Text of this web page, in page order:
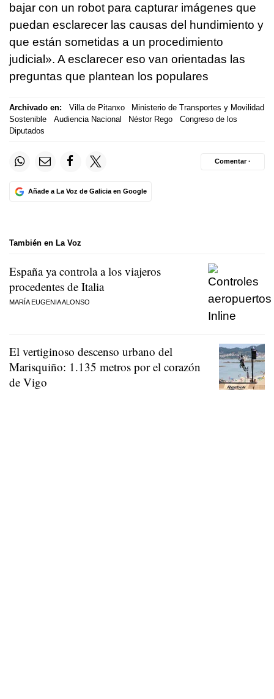
bajar con un robot para capturar imágenes que
puedan esclarecer las causas del hundimiento y
que están sometidas a un procedimiento
judicial». A esclarecer eso van orientadas las
preguntas que plantean los populares
Archivado en: Villa de Pitanxo
Ministerio de Transportes y Movilidad
Sostenible
Audiencia Nacional Néstor Rego
Congreso de los
Diputados
Añade a La Voz de Galicia en Google
Comentar ·
También en La Voz
España ya controla a los viajeros
procedentes de Italia
MARÍA EUGENIA ALONSO
El vertiginoso descenso urbano del
Marisquiño: 1.135 metros por el corazón
de Vigo